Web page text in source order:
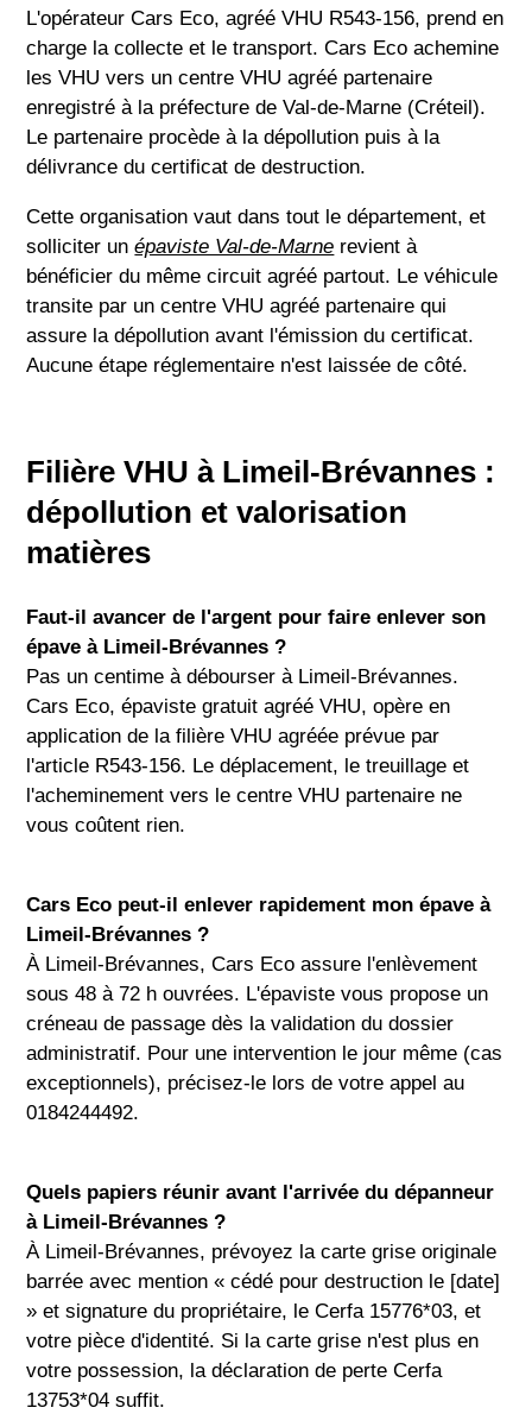
L'opérateur Cars Eco, agréé VHU R543-156, prend en
charge la collecte et le transport. Cars Eco achemine
les VHU vers un centre VHU agréé partenaire
enregistré à la préfecture de Val-de-Marne (Créteil).
Le partenaire procède à la dépollution puis à la
délivrance du certificat de destruction.
Cette organisation vaut dans tout le département, et
solliciter unépaviste Val-de-Marne revient à
bénéficier du même circuit agréé partout. Le véhicule
transite par un centre VHU agréé partenaire qui
assure la dépollution avant l'émission du certificat.
Aucune étape réglementaire n'est laissée de côté.
Filière VHU à Limeil-Brévannes :
dépollution et valorisation
matières
Faut-il avancer de l'argent pour faire enlever son
épave à Limeil-Brévannes ?
Pas un centime à débourser à Limeil-Brévannes.
Cars Eco, épaviste gratuit agréé VHU, opère en
application de la filière VHU agréée prévue par
l'article R543-156. Le déplacement, le treuillage et
l'acheminement vers le centre VHU partenaire ne
vous coûtent rien.
Cars Eco peut-il enlever rapidement mon épave à
Limeil-Brévannes ?
À Limeil-Brévannes, Cars Eco assure l'enlèvement
sous 48 à 72 h ouvrées. L'épaviste vous propose un
créneau de passage dès la validation du dossier
administratif. Pour une intervention le jour même (cas
exceptionnels), précisez-le lors de votre appel au
0184244492.
Quels papiers réunir avant l'arrivée du dépanneur
à Limeil-Brévannes ?
À Limeil-Brévannes, prévoyez la carte grise originale
barrée avec mention « cédé pour destruction le [date]
» et signature du propriétaire, le Cerfa 15776*03, et
votre pièce d'identité. Si la carte grise n'est plus en
votre possession, la déclaration de perte Cerfa
13753*04 suffit.